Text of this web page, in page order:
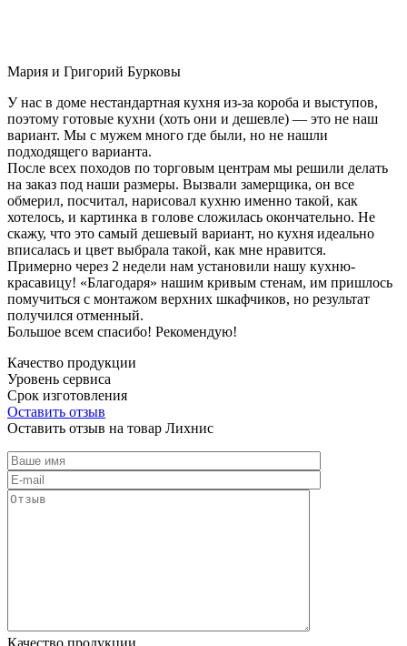
Мария и Григорий Бурковы
У нас в доме нестандартная кухня из-за короба и выступов,
поэтому готовые кухни (хоть они и дешевле) — это не наш
вариант. Мы с мужем много где были, но не нашли
подходящего варианта.
После всех походов по торговым центрам мы решили делать
на заказ под наши размеры. Вызвали замерщика, он все
обмерил, посчитал, нарисовал кухню именно такой, как
хотелось, и картинка в голове сложилась окончательно. Не
скажу, что это самый дешевый вариант, но кухня идеально
вписалась и цвет выбрала такой, как мне нравится.
Примерно через 2 недели нам установили нашу кухню-
красавицу! «Благодаря» нашим кривым стенам, им пришлось
помучиться с монтажом верхних шкафчиков, но результат
получился отменный.
Большое всем спасибо! Рекомендую!
Качество продукции
Уровень сервиса
Срок изготовления
Оставить отзыв
Оставить отзыв на товар Лихнис
Качество продукции